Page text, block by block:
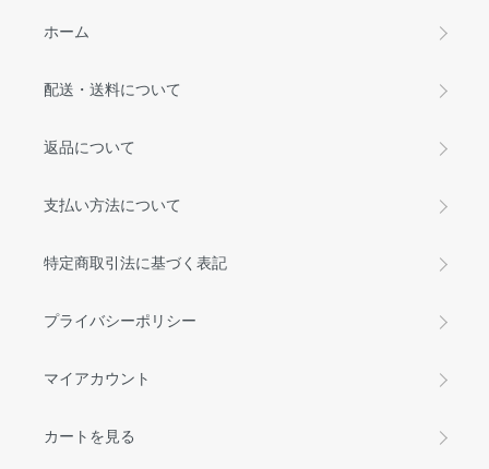
ホーム
配送・送料について
返品について
支払い方法について
特定商取引法に基づく表記
プライバシーポリシー
マイアカウント
カートを見る